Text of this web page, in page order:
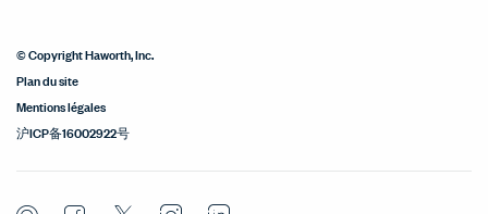
© Copyright Haworth, Inc.
Plan du site
Mentions légales
沪ICP备16002922号